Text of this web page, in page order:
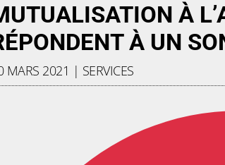
À
À UN
MARS 2021 | SERVICES